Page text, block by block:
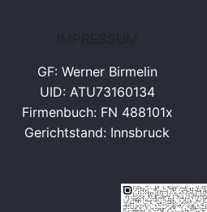
GF: Werner Birmelin
UID: ATU73160134
Firmenbuch: FN 488101x
Gerichtstand: Innsbruck